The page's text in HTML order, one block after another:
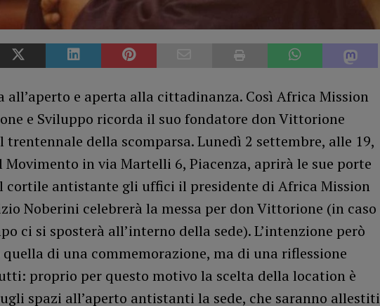
all’aperto e aperta alla cittadinanza. Così Africa Mission
e Sviluppo ricorda il suo fondatore don Vittorione
trentennale della scomparsa. Lunedì 2 settembre, alle 19,
Movimento in via Martelli 6, Piacenza, aprirà le sue porte
cortile antistante gli uffici il presidente di Africa Mission
Noberini celebrerà la messa per don Vittorione (in caso
ci si sposterà all’interno della sede). L’intenzione però
quella di una commemorazione, ma di una riflessione
proprio per questo motivo la scelta della location è
spazi all’aperto antistanti la sede, che saranno allestiti